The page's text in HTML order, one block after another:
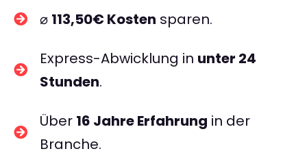
⌀ 113,50€ Kosten sparen.
Express-Abwicklung in unter 24
Stunden.
Über 16 Jahre Erfahrung in der
Branche.